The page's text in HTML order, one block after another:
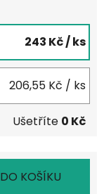
243 Kč/ ks
206,55 Kč / ks
Ušetříte 0 Kč
DO KOŠÍKU